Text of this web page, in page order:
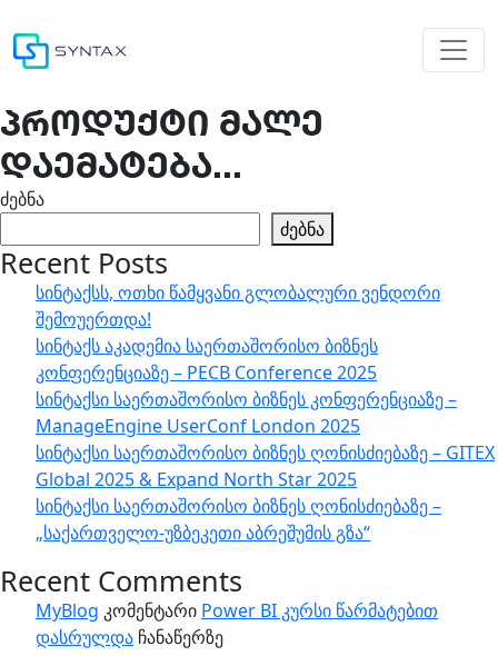
პროდუქტი მალე
დაემატება...
ძებნა
ძებნა
Recent Posts
სინტაქსს, ოთხი წამყვანი გლობალური ვენდორი
შემოუერთდა!
სინტაქს აკადემია საერთაშორისო ბიზნეს
კონფერენციაზე – PECB Conference 2025
სინტაქსი საერთაშორისო ბიზნეს კონფერენციაზე –
ManageEngine UserConf London 2025
სინტაქსი საერთაშორისო ბიზნეს ღონისძიებაზე – GITEX
Global 2025 & Expand North Star 2025
სინტაქსი საერთაშორისო ბიზნეს ღონისძიებაზე –
„საქართველო-უზბეკეთი აბრეშუმის გზა“
Recent Comments
MyBlog კომენტარი Power BI კურსი წარმატებით
დასრულდა ჩანაწერზე